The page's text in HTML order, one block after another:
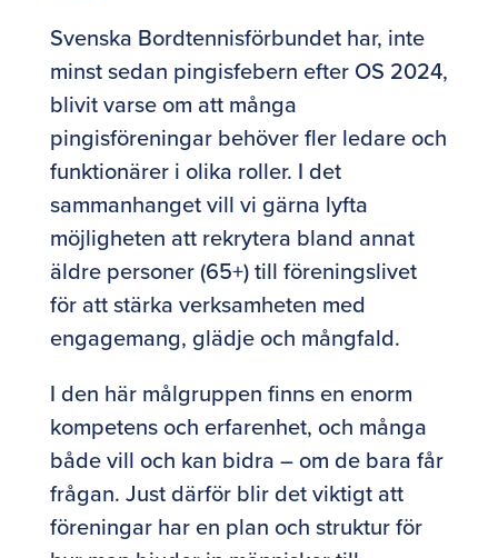
Svenska Bordtennisförbundet har, inte
minst sedan pingisfebern efter OS 2024,
blivit varse om att många
pingisföreningar behöver fler ledare och
funktionärer i olika roller. I det
sammanhanget vill vi gärna lyfta
möjligheten att rekrytera bland annat
äldre personer (65+) till föreningslivet
för att stärka verksamheten med
engagemang, glädje och mångfald.
I den här målgruppen finns en enorm
kompetens och erfarenhet, och många
både vill och kan bidra – om de bara får
frågan. Just därför blir det viktigt att
föreningar har en plan och struktur för